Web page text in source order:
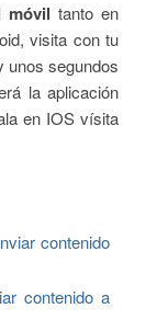
móvil tanto en
visita con tu
unos segundos
la aplicación
en IOS vísita
contenido
contenido a